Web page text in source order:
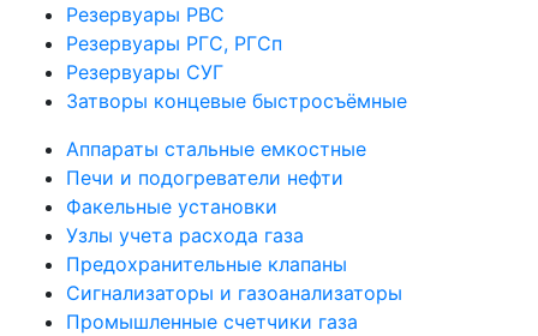
Резервуары РВС
Резервуары РГС, РГСп
Резервуары СУГ
Затворы концевые быстросъёмные
Аппараты стальные емкостные
Печи и подогреватели нефти
Факельные установки
Узлы учета расхода газа
Предохранительные клапаны
Сигнализаторы и газоанализаторы
Промышленные счетчики газа